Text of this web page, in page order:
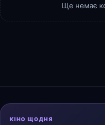
Ще немає
КІНО ЩОДНЯ